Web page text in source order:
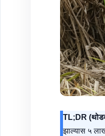
TL;DR
झाल्यास ५